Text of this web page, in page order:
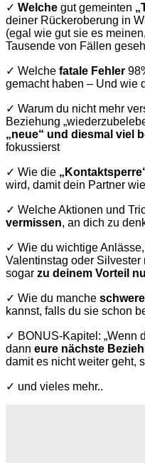
✓ Welche gut gemeinten
deiner Rückeroberung in
(egal wie gut sie es
Tausende von Fällen
✓ Welche fatale Fehler
gemacht haben – Und wie
✓ Warum du nicht mehr
Beziehung
„neue“ und diesmal viel
fokussierst
✓ Wie die
wird, damit dein Partner
✓ Welche Aktionen und
vermissen, an dich zu
✓ Wie du wichtige
Valentinstag oder Silvester
sogar zu deinem Vorteil
✓ Wie du manche
kannst, falls du sie schon
✓ BONUS-Kapitel: „Wenn
dann eure nächste
damit es nicht weiter geht,
✓ und vieles mehr..